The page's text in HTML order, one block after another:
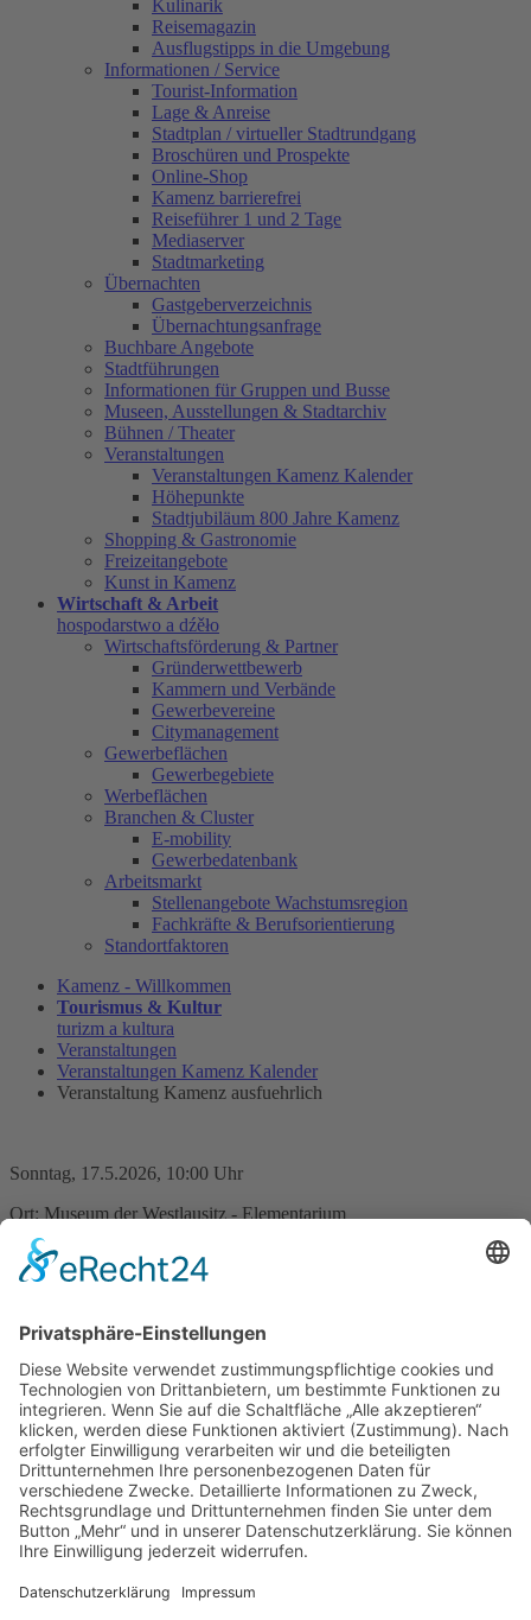
Kulinarik
Reisemagazin
Ausflugstipps in die Umgebung
Informationen / Service
Tourist-Information
Lage & Anreise
Stadtplan / virtueller Stadtrundgang
Broschüren und Prospekte
Online-Shop
Kamenz barrierefrei
Reiseführer 1 und 2 Tage
Mediaserver
Stadtmarketing
Übernachten
Gastgeberverzeichnis
Übernachtungsanfrage
Buchbare Angebote
Stadtführungen
Informationen für Gruppen und Busse
Museen, Ausstellungen & Stadtarchiv
Bühnen / Theater
Veranstaltungen
Veranstaltungen Kamenz Kalender
Höhepunkte
Stadtjubiläum 800 Jahre Kamenz
Shopping & Gastronomie
Freizeitangebote
Kunst in Kamenz
Wirtschaft & Arbeit
hospodarstwo a dźěło
Wirtschaftsförderung & Partner
Gründerwettbewerb
Kammern und Verbände
Gewerbevereine
Citymanagement
Gewerbeflächen
Gewerbegebiete
Werbeflächen
Branchen & Cluster
E-mobility
Gewerbedatenbank
Arbeitsmarkt
Stellenangebote Wachstumsregion
Fachkräfte & Berufsorientierung
Standortfaktoren
Kamenz - Willkommen
Tourismus & Kultur
turizm a kultura
Veranstaltungen
Veranstaltungen Kamenz Kalender
Veranstaltung Kamenz ausfuehrlich
Sonntag, 17.5.2026, 10:00 Uhr
Ort: Museum der Westlausitz - Elementarium
Eintritt frei zum
Internationalen Museumstag
Am Sonntag, 17. Mai feiern die Museen in Deutschland den
Internationalen Museumstag. Wir feiern natürlich mit und laden Sie
zu einem kostenlosen Besuch unserer Dauer- und
Sonderausstellungen ein. Folgende Ausstellungen können Sie an
diesem Tag besuchen: Dauerausstellung mit den sieben
Themenwelten Sonderausstellung „Stephan Popella“
Zurück
»facebook.com/kamenz.news »facebook.com/rathaus.kamenz
»facebook.com/Kamenz.Tourismus
»instagramm.com/kamenz_tourismus